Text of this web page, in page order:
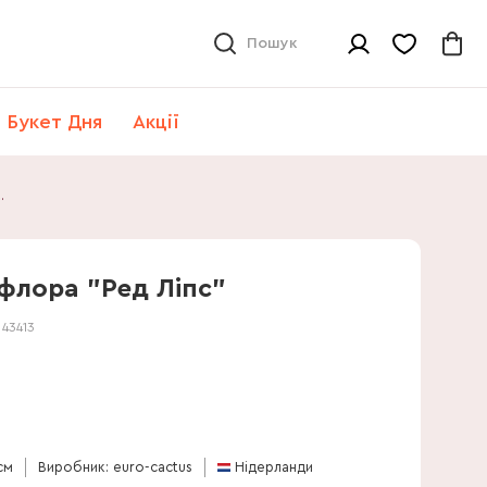
Пошук
Букет Дня Акції
Ліпс"
"Ред Ліпс"
43413
Виробник: euro-cactus Нідерланди